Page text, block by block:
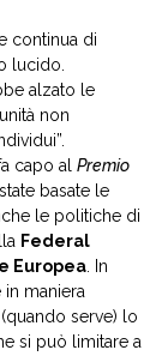
continua di
lucido.
alzato le
non
capo al Premio
basate le
le politiche di
Federal
Europea . In
maniera
serve) lo
si può limitare a